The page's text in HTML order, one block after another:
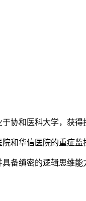
协和医科大学，获得
和华信医院的重症
备缜密的逻辑思维